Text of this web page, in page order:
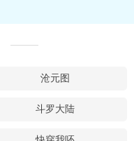
沧元图
斗罗大陆